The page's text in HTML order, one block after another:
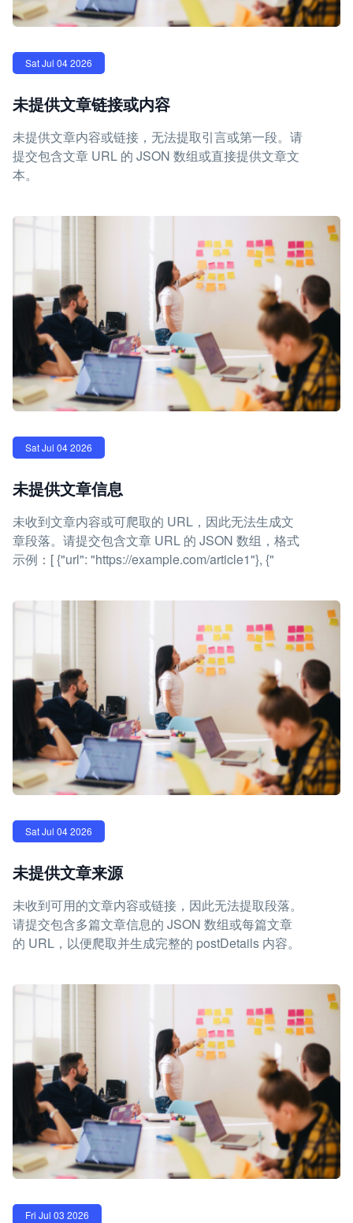
Sat Jul 04 2026
未提供文章链接或内容
未提供文章内容或链接，无法提取引言或第一段。请
提交包含文章 URL 的 JSON 数组或直接提供文章文
本。
Sat Jul 04 2026
未提供文章信息
未收到文章内容或可爬取的 URL，因此无法生成文
章段落。请提交包含文章 URL 的 JSON 数组，格式
示例：[ {"url": "https://example.com/article1"}, {"
Sat Jul 04 2026
未提供文章来源
未收到可用的文章内容或链接，因此无法提取段落。
请提交包含多篇文章信息的 JSON 数组或每篇文章
的 URL，以便爬取并生成完整的 postDetails 内容。
Fri Jul 03 2026